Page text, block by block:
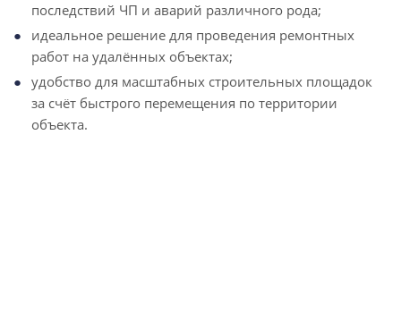
последствий ЧП и аварий различного рода;
идеальное решение для проведения ремонтных
работ на удалённых объектах;
удобство для масштабных строительных площадок
за счёт быстрого перемещения по территории
объекта.